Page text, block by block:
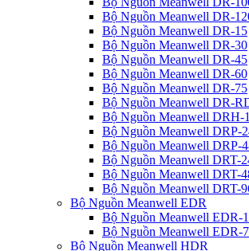
Bộ Nguồn Meanwell DR-
Bộ Nguồn Meanwell DR-15
Bộ Nguồn Meanwell DR-30
Bộ Nguồn Meanwell DR-45
Bộ Nguồn Meanwell DR-60
Bộ Nguồn Meanwell DR-75
Bộ Nguồn Meanwell DR-
Bộ Nguồn Meanwell DRH-
Bộ Nguồn Meanwell DRP-
Bộ Nguồn Meanwell DRP-
Bộ Nguồn Meanwell DRT-
Bộ Nguồn Meanwell DRT-
Bộ Nguồn Meanwell DRT-
Bộ Nguồn Meanwell EDR
Bộ Nguồn Meanwell EDR-
Bộ Nguồn Meanwell EDR-
Bộ Nguồn Meanwell HDR